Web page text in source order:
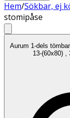
Hem/Sökbar, ej
stomipåse
Aurum 1-dels
13-(60x80)